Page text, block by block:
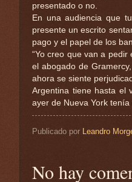
presentado o no.
En una audiencia que
presente un escrito
pago y el papel de los
“Yo creo que van a pedir
el abogado de
ahora se siente
Argentina tiene hasta el
ayer de Nueva York tenía
Publicado por Leandro
No hay